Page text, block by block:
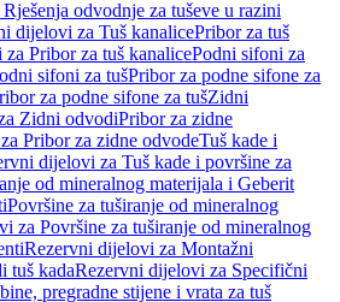
odvodnje za tuševe u razini
dijelovi za Tuš kanalicePribor za tuš
Pribor za tuš kanalicePodni sifoni za
sifoni za tušPribor za podne sifone za
za podne sifone za tušZidni
Zidni odvodiPribor za zidne
Pribor za zidne odvodeTuš kade i
dijelovi za Tuš kade i površine za
od mineralnog materijala i Geberit
Površine za tuširanje od mineralnog
za Površine za tuširanje od mineralnog
Rezervni dijelovi za Montažni
tuš kadaRezervni dijelovi za Specifični
pregradne stijene i vrata za tuš